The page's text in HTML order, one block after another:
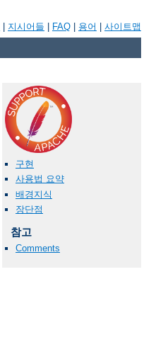
지시어들 FAQ 용어 사이트맵
구현
사용법 요약
배경지식
장단점
참고
Comments